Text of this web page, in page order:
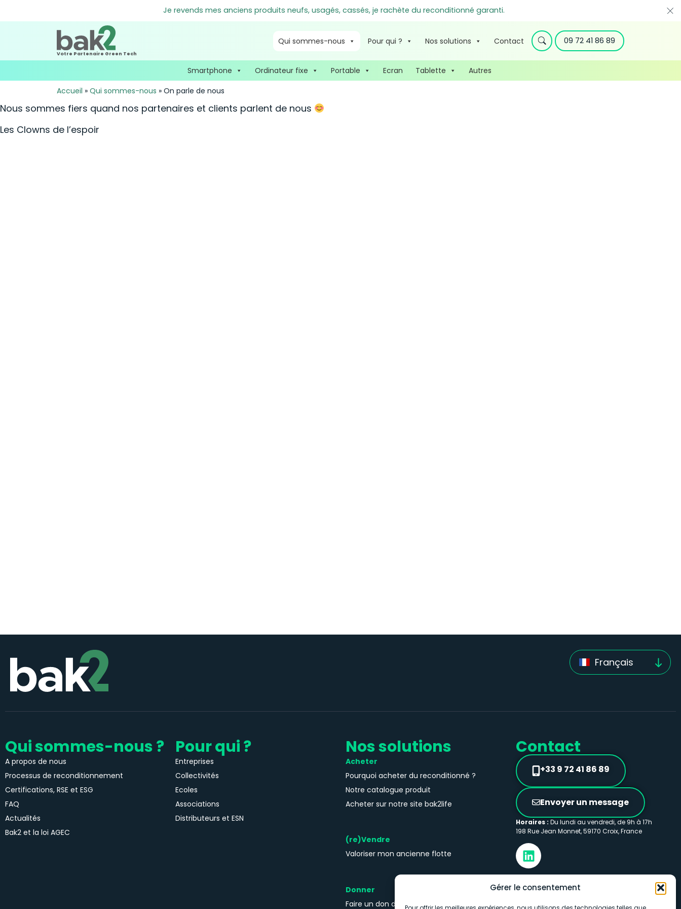
Gérer le consentement
Je revends mes anciens produits neufs, usagés, cassés, je rachète du reconditionné garanti.
Votre Partenaire Green Tech
Qui sommes-nous Pour qui ? Nos solutions Contact 09 72 41 86 89
Smartphone Ordinateur fixe Portable Ecran Tablette
Autres
Accueil » Qui sommes-nous » On parle de nous
Nous sommes fiers quand nos partenaires et clients parlent de nous
Les Clowns de l’espoir
Français
Qui sommes-nous ?
A propos de nous
Processus de reconditionnement
Certifications, RSE et ESG
FAQ
Actualités
Bak2 et la loi AGEC
Pour qui ?
Entreprises
Collectivités
Ecoles
Associations
Distributeurs et ESN
Nos solutions
Acheter
Pourquoi acheter du reconditionné ?
Notre catalogue produit
Acheter sur notre site bak2life
(re)Vendre
Valoriser mon ancienne flotte
Donner
Faire un don de mon ancienne flotte
Contact
+33 9 72 41 86 89
Envoyer un message
Horaires : Du lundi au vendredi, de 9h à 17h
198 Rue Jean Monnet, 59170 Croix, France